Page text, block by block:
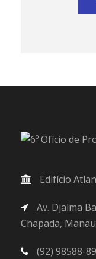
Edifício
Av. Djalma
Chapada,
(92) 98588-